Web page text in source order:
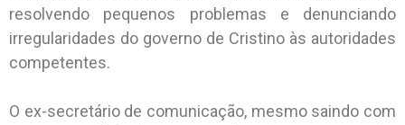
resolvendo pequenos problemas e denunciando
irregularidades do governo de Cristino às autoridades
competentes.
O ex-secretário de comunicação, mesmo saindo com